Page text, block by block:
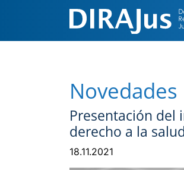
Novedades
Presentación del
derecho a la
18.11.2021